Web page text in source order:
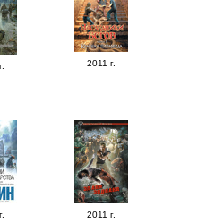
2011 г.
2011 г.